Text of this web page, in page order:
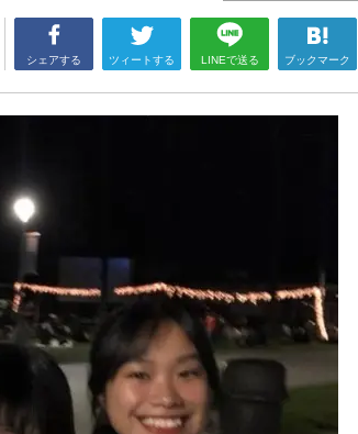
シェアする ツィートする LINEで送る ブックマーク